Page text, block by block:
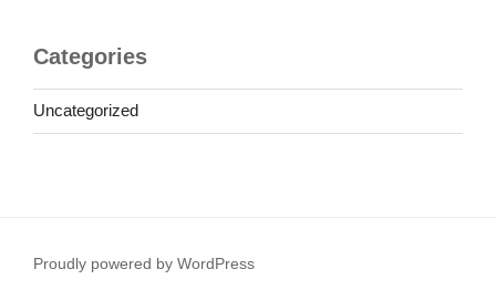
Categories
Uncategorized
Proudly powered by WordPress